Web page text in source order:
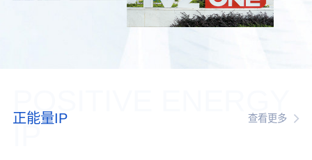
IP
正能量IP 查看更多